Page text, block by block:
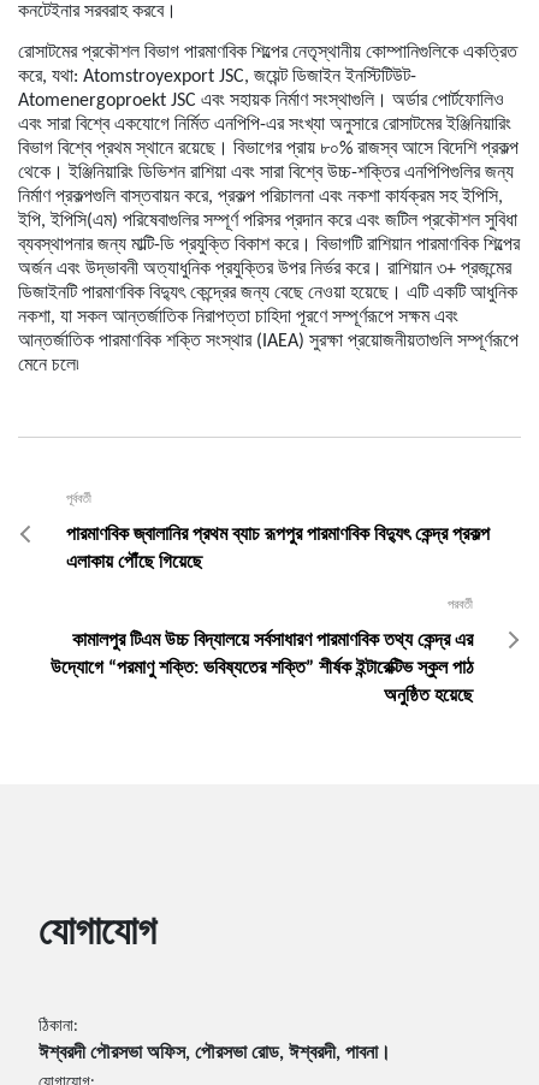
কনটেইনার সরবরাহ করবে।
রোসাটমের প্রকৌশল বিভাগ পারমাণবিক শিল্পের নেতৃস্থানীয় কোম্পানিগুলিকে একত্রিত
করে, যথা: Atomstroyexport JSC, জয়েন্ট ডিজাইন ইনস্টিটিউট-
Atomenergoproekt JSC এবং সহায়ক নির্মাণ সংস্থাগুলি। অর্ডার পোর্টফোলিও
এবং সারা বিশ্বে একযোগে নির্মিত এনপিপি-এর সংখ্যা অনুসারে রোসাটমের ইঞ্জিনিয়ারিং
বিভাগ বিশ্বে প্রথম স্থানে রয়েছে। বিভাগের প্রায় ৮০% রাজস্ব আসে বিদেশি প্রকল্প
থেকে। ইঞ্জিনিয়ারিং ডিভিশন রাশিয়া এবং সারা বিশ্বে উচ্চ-শক্তির এনপিপিগুলির জন্য
নির্মাণ প্রকল্পগুলি বাস্তবায়ন করে, প্রকল্প পরিচালনা এবং নকশা কার্যক্রম সহ ইপিসি,
ইপি, ইপিসি(এম) পরিষেবাগুলির সম্পূর্ণ পরিসর প্রদান করে এবং জটিল প্রকৌশল সুবিধা
ব্যবস্থাপনার জন্য মাল্টি-ডি প্রযুক্তি বিকাশ করে। বিভাগটি রাশিয়ান পারমাণবিক শিল্পের
অর্জন এবং উদ্ভাবনী অত্যাধুনিক প্রযুক্তির উপর নির্ভর করে। রাশিয়ান ৩+ প্রজন্মের
ডিজাইনটি পারমাণবিক বিদ্যুৎ কেন্দ্রের জন্য বেছে নেওয়া হয়েছে। এটি একটি আধুনিক
নকশা, যা সকল আন্তর্জাতিক নিরাপত্তা চাহিদা পূরণে সম্পূর্ণরূপে সক্ষম এবং
আন্তর্জাতিক পারমাণবিক শক্তি সংস্থার (IAEA) সুরক্ষা প্রয়োজনীয়তাগুলি সম্পূর্ণরূপে
মেনে চলে৷
পূর্ববর্তী
পারমাণবিক জ্বালানির প্রথম ব্যাচ রূপপুর পারমাণবিক বিদ্যুৎ কেন্দ্র প্রকল্প
এলাকায় পৌঁছে গিয়েছে
পরবর্তী
কামালপুর টিএম উচ্চ বিদ্যালয়ে সর্বসাধারণ পারমাণবিক তথ্য কেন্দ্র এর
উদ্যোগে “পরমাণু শক্তি: ভবিষ্যতের শক্তি” শীর্ষক ইন্টারেক্টিভ স্কুল পাঠ
অনুষ্ঠিত হয়েছে
যোগাযোগ
ঠিকানা:
ঈশ্বরদী পৌরসভা অফিস, পৌরসভা রোড, ঈশ্বরদী, পাবনা।